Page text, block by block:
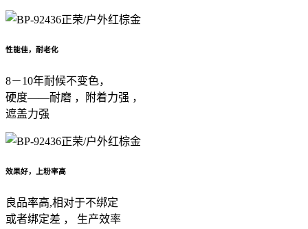
性能佳，耐老化
8－10年耐候不变色，
硬度——耐磨 ，附着力强 ，
遮盖力强
效果好，上粉率高
良品率高,相对于不绑定
或者绑定差 ， 生产效率